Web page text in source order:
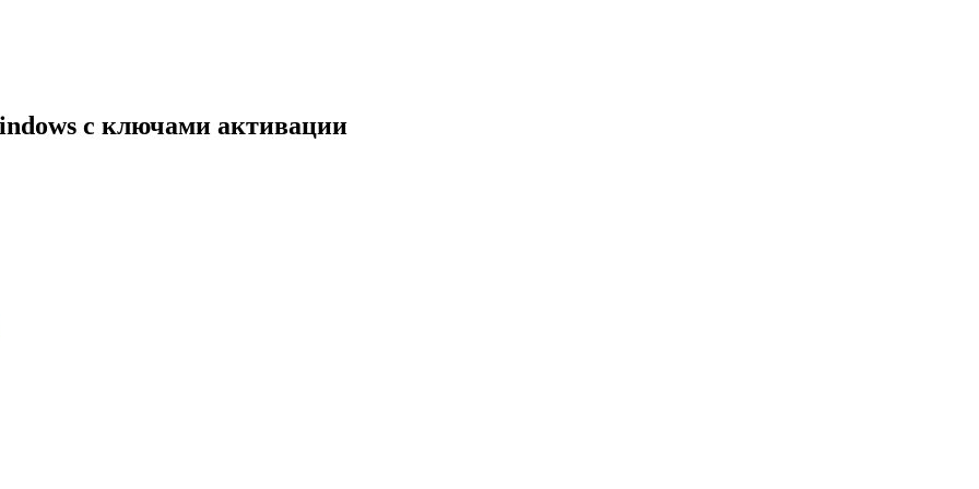
с ключами активации